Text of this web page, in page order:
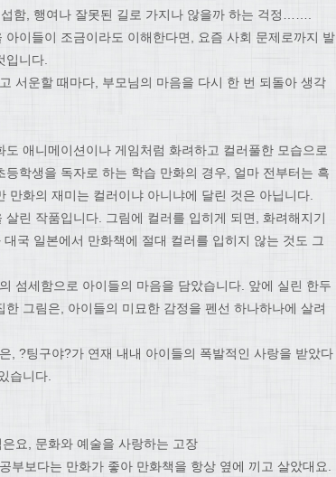
함, 행여나 잘못된 길로 가지나 않을까 하는 걱정…….
이들이 조금이라도 이해한다면, 요즘 사회 문제로까지 발
입니다.
서운할 때마다, 부모님의 마음을 다시 한 번 되돌아 생각
애니메이션이나 게임처럼 화려하고 컬러풀한 모습으로
학생을 독자로 하는 학습 만화의 경우, 얼마 전부터는 흑
만화의 재미는 컬러이냐 아니냐에 달린 것은 아닙니다.
살린 작품입니다. 그림에 컬러를 입히게 되면, 화려해지기
국 일본에서 만화책에 절대 컬러를 입히지 않는 것도 그
섬세함으로 아이들의 마음을 담았습니다. 앞에 실린 한두
그림은, 아이들의 미묘한 감정을 펜선 하나하나에 살려
, ?팅구야?가 연재 내내 아이들의 폭발적인 사랑을 받았다
습니다.
요, 문화와 예술을 사랑하는 고장
부보다는 만화가 좋아 만화책을 항상 옆에 끼고 살았대요.